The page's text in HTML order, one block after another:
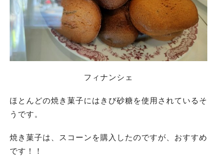
フィナンシェ
ほとんどの焼き菓子にはきび砂糖を使用されているそ
うです。
焼き菓子は、スコーンを購入したのですが、おすすめ
です！！